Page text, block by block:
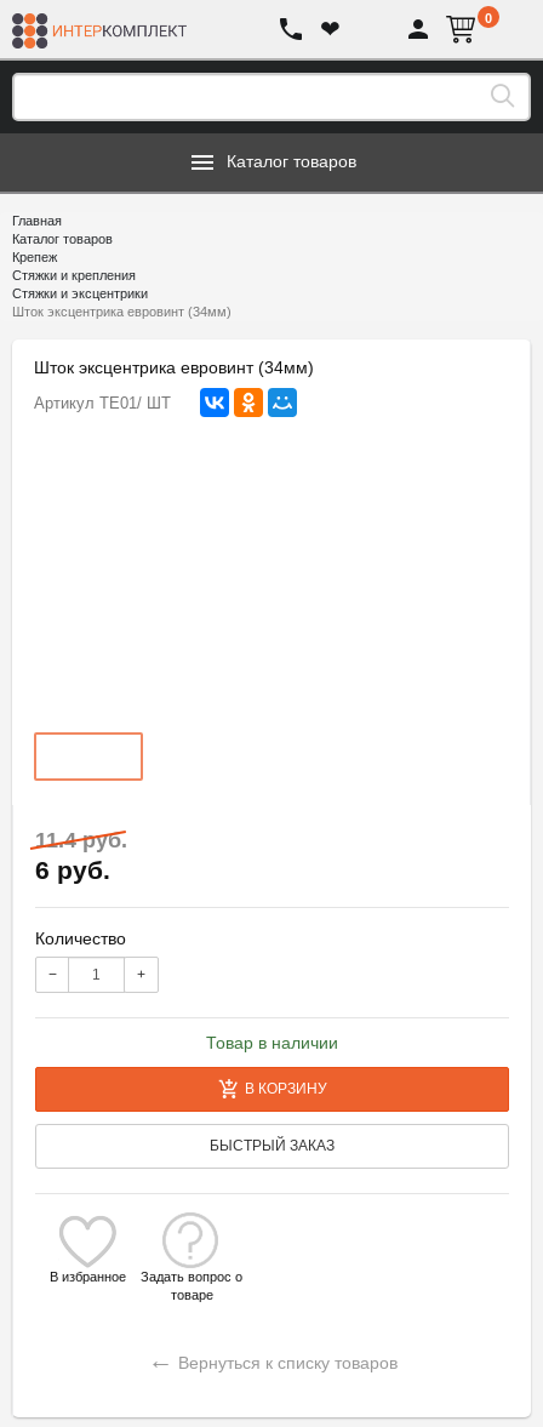
❤ 0
Каталог товаров
Главная
Каталог товаров
Крепеж
Стяжки и крепления
Стяжки и эксцентрики
Шток эксцентрика евровинт (34мм)
Шток эксцентрика евровинт (34мм)
Артикул TE01/ ШТ
11.4 руб.
6 руб.
Количество
− +
Товар в наличии
В КОРЗИНУ
БЫСТРЫЙ ЗАКАЗ
В избранное
Задать вопрос о
товаре
← Вернуться к списку товаров